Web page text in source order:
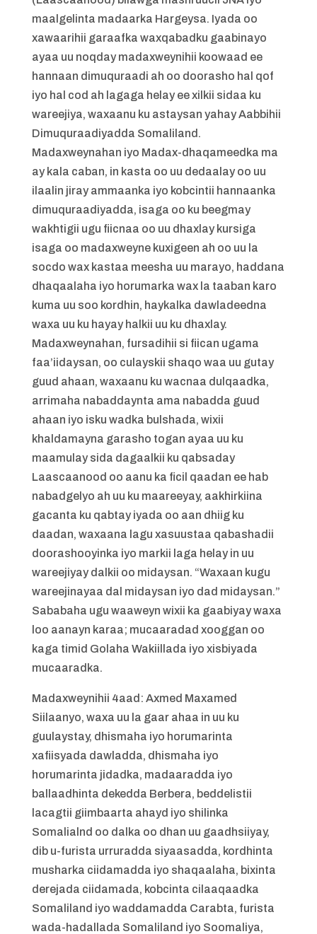
maalgelinta madaarka Hargeysa. Iyada oo
xawaarihii garaafka waxqabadku gaabinayo
ayaa uu noqday madaxweynihii koowaad ee
hannaan dimuquraadi ah oo doorasho hal qof
iyo hal cod ah lagaga helay ee xilkii sidaa ku
wareejiya, waxaanu ku astaysan yahay Aabbihii
Dimuquraadiyadda Somaliland.
Madaxweynahan iyo Madax-dhaqameedka ma
ay kala caban, in kasta oo uu dedaalay oo uu
ilaalin jiray ammaanka iyo kobcintii hannaanka
dimuquraadiyadda, isaga oo ku beegmay
wakhtigii ugu fiicnaa oo uu dhaxlay kursiga
isaga oo madaxweyne kuxigeen ah oo uu la
socdo wax kastaa meesha uu marayo, haddana
dhaqaalaha iyo horumarka wax la taaban karo
kuma uu soo kordhin, haykalka dawladeedna
waxa uu ku hayay halkii uu ku dhaxlay.
Madaxweynahan, fursadihii si fiican ugama
faa’iidaysan, oo culayskii shaqo waa uu gutay
guud ahaan, waxaanu ku wacnaa dulqaadka,
arrimaha nabaddaynta ama nabadda guud
ahaan iyo isku wadka bulshada, wixii
khaldamayna garasho togan ayaa uu ku
maamulay sida dagaalkii ku qabsaday
Laascaanood oo aanu ka ficil qaadan ee hab
nabadgelyo ah uu ku maareeyay, aakhirkiina
gacanta ku qabtay iyada oo aan dhiig ku
daadan, waxaana lagu xasuustaa qabashadii
doorashooyinka iyo markii laga helay in uu
wareejiyay dalkii oo midaysan. “Waxaan kugu
wareejinayaa dal midaysan iyo dad midaysan.”
Sababaha ugu waaweyn wixii ka gaabiyay waxa
loo aanayn karaa; mucaaradad xooggan oo
kaga timid Golaha Wakiillada iyo xisbiyada
mucaaradka.
Madaxweynihii 4aad: Axmed Maxamed
Siilaanyo, waxa uu la gaar ahaa in uu ku
guulaystay, dhismaha iyo horumarinta
xafiisyada dawladda, dhismaha iyo
horumarinta jidadka, madaaradda iyo
ballaadhinta dekedda Berbera, beddelistii
lacagtii giimbaarta ahayd iyo shilinka
Somalialnd oo dalka oo dhan uu gaadhsiiyay,
dib u-furista urruradda siyaasadda, kordhinta
musharka ciidamadda iyo shaqaalaha, bixinta
derejada ciidamada, kobcinta cilaaqaadka
Somaliland iyo waddamadda Carabta, furista
wada-hadallada Somaliland iyo Soomaliya,